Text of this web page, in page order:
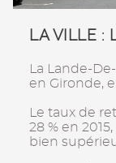
LA VILLE :
La Lande-
en Gironde,
Le taux de
28 % en
bien